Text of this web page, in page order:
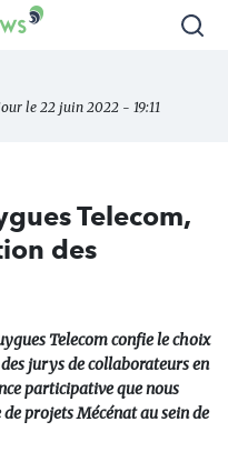
le 22 juin 2022 - 19:11
Telecom,
des
Telecom confie le choix
jurys de collaborateurs en
participative que nous
projets Mécénat au sein de